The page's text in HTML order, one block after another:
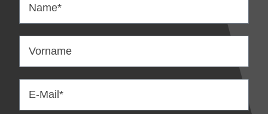
Name*
Vorname
E-Mail*